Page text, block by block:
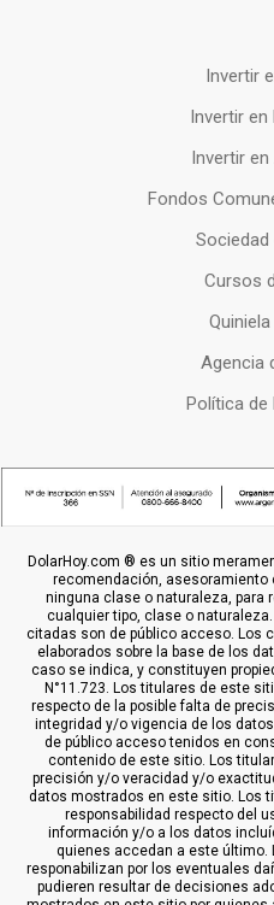
Invertir
Invertir en
Invertir
Fondos
Cursos
Agencia
Política de
DolarHoy.com ® es un sitio
recomendación, asesoramiento
ninguna clase o naturaleza, para
cualquier tipo, clase o
citadas son de público acceso. Los
elaborados sobre la base de los
caso se indica, y constituyen
N°11.723. Los titulares de este
respecto de la posible falta de
integridad y/o vigencia de los
de público acceso tenidos en
contenido de este sitio. Los
precisión y/o veracidad y/o
datos mostrados en este sitio. Los
responsabilidad respecto del
información y/o a los datos
quienes accedan a este
responabilizan por los eventuales
pudieren resultar de decisiones